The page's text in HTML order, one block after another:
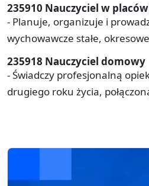
235910 Nauczyciel w
- Planuje, organizuje i
wychowawcze stałe,
235918 Nauczyciel domowy
- Świadczy profesjonalną
drugiego roku życia,